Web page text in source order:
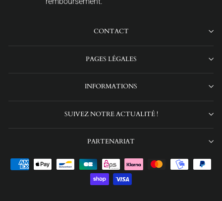
CONTACT
PAGES LÉGALES
INFORMATIONS
SUIVEZ NOTRE ACTUALITÉ !
PARTENARIAT